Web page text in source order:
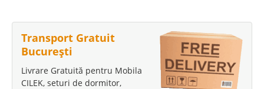
Transport Gratuit
București
Livrare Gratuită pentru Mobila
CILEK, seturi de dormitor,